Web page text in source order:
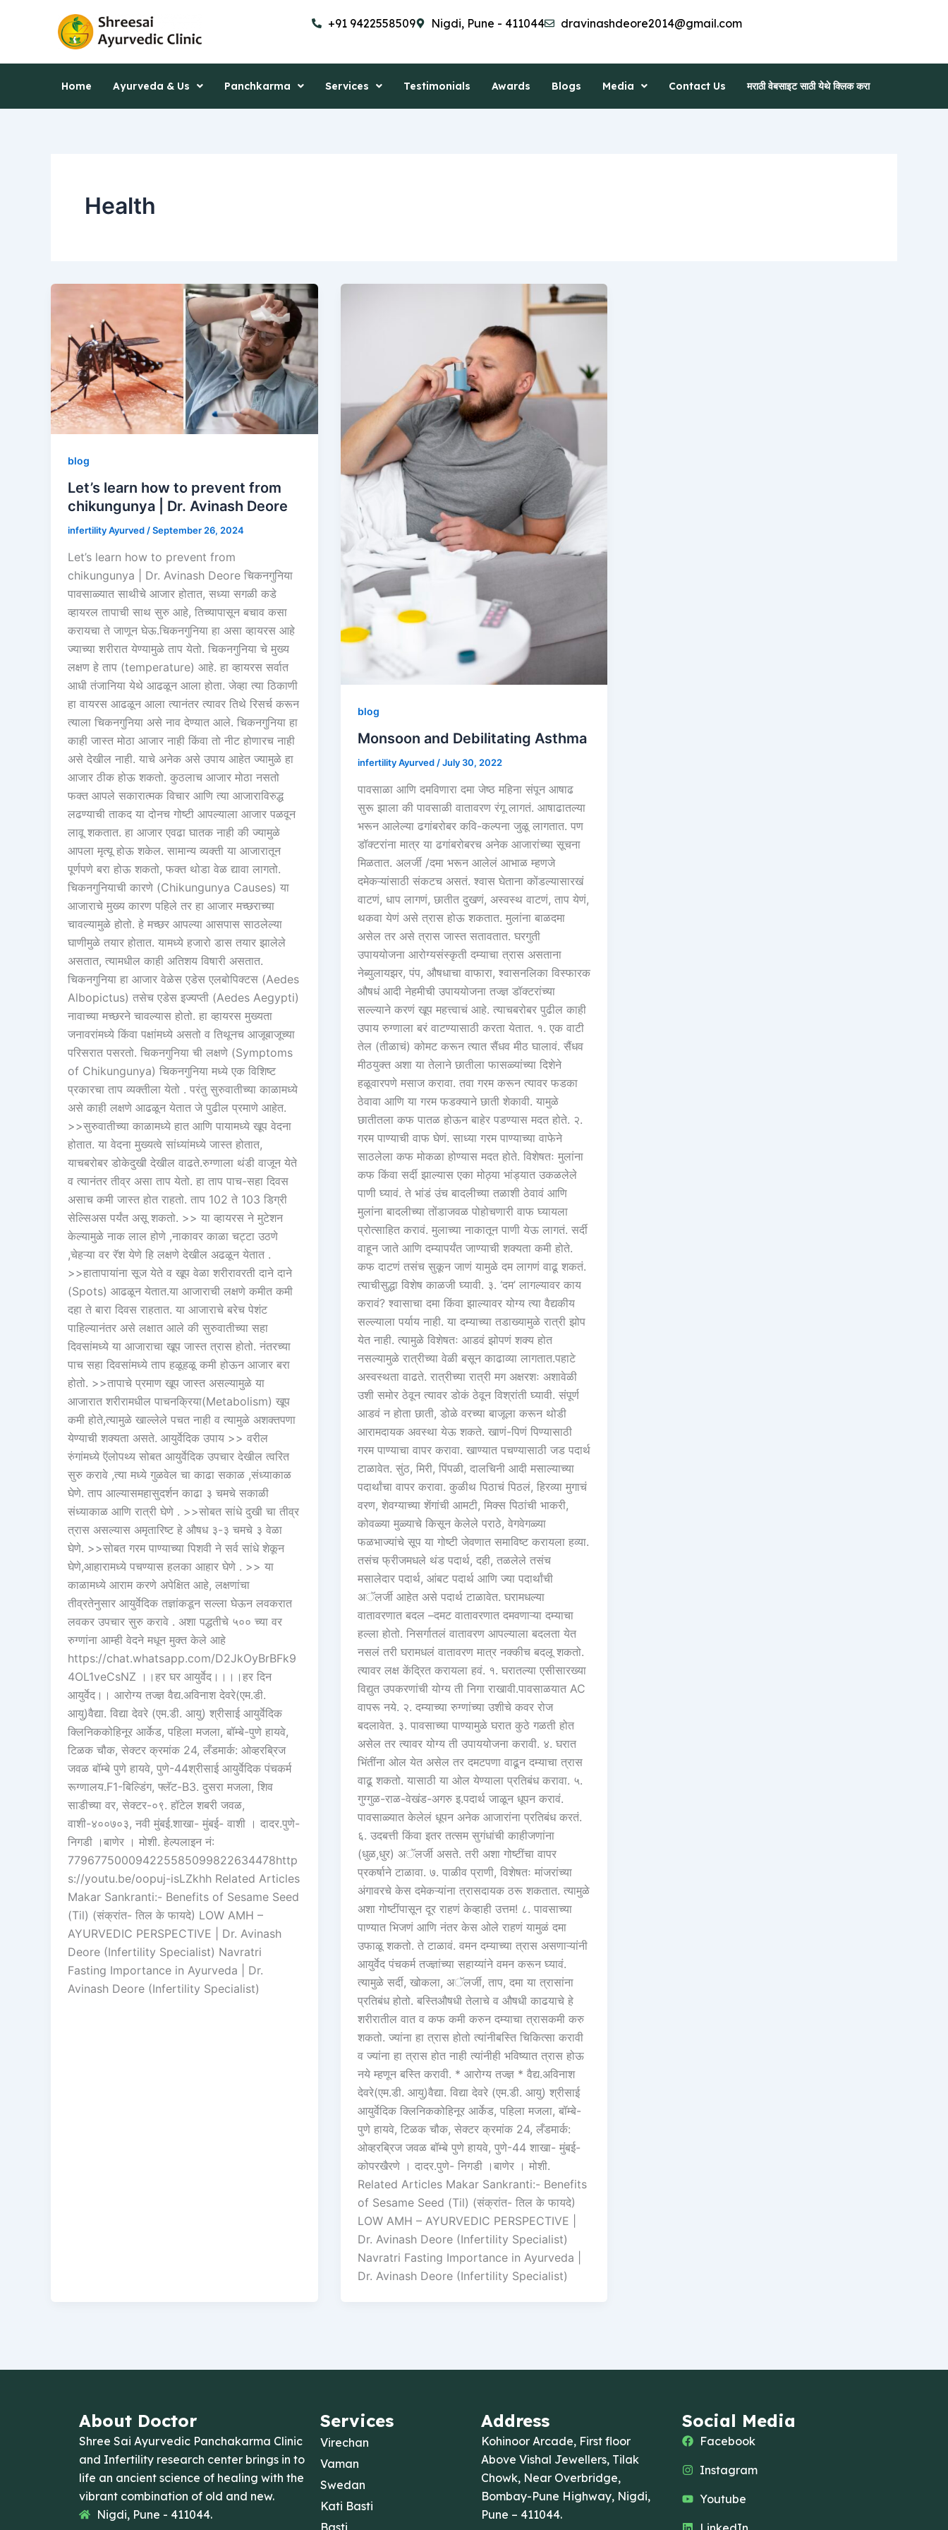
+91 9422558509 Nigdi, Pune - 411044 dravinashdeore2014@gmail.com
Home Ayurveda & Us Panchkarma Services Testimonials Awards Blogs Media Contact Us मराठी वेबसाइट साठी येथे क्लिक करा
Health
blog
Let’s learn how to prevent from
chikungunya | Dr. Avinash Deore
infertility Ayurved /September 26, 2024
Let’s learn how to prevent from
chikungunya | Dr. Avinash Deore चिकनगुनिया
पावसाळ्यात साथीचे आजार होतात, सध्या सगळी कडे
व्हायरल तापाची साथ सुरु आहे, तिच्यापासून बचाव कसा
करायचा ते जाणून घेऊ.चिकनगुनिया हा असा व्हायरस आहे
ज्याच्या शरीरात येण्यामुळे ताप येतो. चिकनगुनिया चे मुख्य
लक्षण हे ताप (temperature) आहे. हा व्हायरस सर्वात
आधी तंजानिया येथे आढळून आला होता. जेव्हा त्या ठिकाणी
हा वायरस आढळून आला त्यानंतर त्यावर तिथे रिसर्च करून
त्याला चिकनगुनिया असे नाव देण्यात आले. चिकनगुनिया हा
काही जास्त मोठा आजार नाही किंवा तो नीट होणारच नाही
असे देखील नाही. याचे अनेक असे उपाय आहेत ज्यामुळे हा
आजार ठीक होऊ शकतो. कुठलाच आजार मोठा नसतो
फक्त आपले सकारात्मक विचार आणि त्या आजाराविरुद्ध
लढण्याची ताकद या दोनच गोष्टी आपल्याला आजार पळवून
लावू शकतात. हा आजार एवढा घातक नाही की ज्यामुळे
आपला मृत्यू होऊ शकेल. सामान्य व्यक्ती या आजारातून
पूर्णपणे बरा होऊ शकतो, फक्त थोडा वेळ द्यावा लागतो.
चिकनगुनियाची कारणे (Chikungunya Causes) या
आजाराचे मुख्य कारण पहिले तर हा आजार मच्छराच्या
चावल्यामुळे होतो. हे मच्छर आपल्या आसपास साठलेल्या
घाणीमुळे तयार होतात. यामध्ये हजारो डास तयार झालेले
असतात, त्यामधील काही अतिशय विषारी असतात.
चिकनगुनिया हा आजार वेळेस एडेस एलबोपिक्टस (Aedes
Albopictus) तसेच एडेस इज्यप्ती (Aedes Aegypti)
नावाच्या मच्छरने चावल्यास होतो. हा व्हायरस मुख्यता
जनावरांमध्ये किंवा पक्षांमध्ये असतो व तिथूनच आजूबाजूच्या
परिसरात पसरतो. चिकनगुनिया ची लक्षणे (Symptoms
of Chikungunya) चिकनगुनिया मध्ये एक विशिष्ट
प्रकारचा ताप व्यक्तीला येतो . परंतु सुरुवातीच्या काळामध्ये
असे काही लक्षणे आढळून येतात जे पुढील प्रमाणे आहेत.
>>सुरुवातीच्या काळामध्ये हात आणि पायामध्ये खूप वेदना
होतात. या वेदना मुख्यत्वे सांध्यांमध्ये जास्त होतात,
याचबरोबर डोकेदुखी देखील वाढते.रुग्णाला थंडी वाजून येते
व त्यानंतर तीव्र असा ताप येतो. हा ताप पाच-सहा दिवस
असाच कमी जास्त होत राहतो. ताप 102 ते 103 डिग्री
सेल्सिअस पर्यंत असू शकतो. >> या व्हायरस ने मुटेशन
केल्यामुळे नाक लाल होणे ,नाकावर काळा चट्टा उठणे
,चेहऱ्या वर रॅश येणे हि लक्षणे देखील अढळून येतात .
>>हातापायांना सूज येते व खूप वेळा शरीरावरती दाने दाने
(Spots) आढळून येतात.या आजाराची लक्षणे कमीत कमी
दहा ते बारा दिवस राहतात. या आजाराचे बरेच पेशंट
पाहिल्यानंतर असे लक्षात आले की सुरुवातीच्या सहा
दिवसांमध्ये या आजाराचा खूप जास्त त्रास होतो. नंतरच्या
पाच सहा दिवसांमध्ये ताप हळूहळू कमी होऊन आजार बरा
होतो. >>तापाचे प्रमाण खूप जास्त असल्यामुळे या
आजारात शरीरामधील पाचनक्रिया(Metabolism) खूप
कमी होते,त्यामुळे खाल्लेले पचत नाही व त्यामुळे अशक्तपणा
येण्याची शक्यता असते. आयुर्वेदिक उपाय >> वरील
रुंगांमध्ये ऍलोपथ्य सोबत आयुर्वेदिक उपचार देखील त्वरित
सुरु करावे ,त्या मध्ये गुळवेल चा काढा सकाळ ,संध्याकाळ
घेणे. ताप आल्यासमहासुदर्शन काढा ३ चमचे सकाळी
संध्याकाळ आणि रात्री घेणे . >>सोबत सांधे दुखी चा तीव्र
त्रास असल्यास अमृतारिष्ट हे औषध ३-३ चमचे ३ वेळा
घेणे. >>सोबत गरम पाण्याच्या पिशवी ने सर्व सांधे शेकून
घेणे,आहारामध्ये पचण्यास हलका आहार घेणे . >> या
काळामध्ये आराम करणे अपेक्षित आहे, लक्षणांचा
तीव्रतेनुसार आयुर्वेदिक तज्ञांकडून सल्ला घेऊन लवकरात
लवकर उपचार सुरु करावे . अशा पद्धतीचे ५०० च्या वर
रुग्णांना आम्ही वेदने मधून मुक्त केले आहे
https://chat.whatsapp.com/D2JkOyBrBFk9
4OL1veCsNZ ।।हर घर आयुर्वेद।।।।हर दिन
आयुर्वेद।। आरोग्य तज्ज्ञ वैद्य.अविनाश देवरे(एम.डी.
आयु)वैद्या. विद्या देवरे (एम.डी. आयु) श्रीसाई आयुर्वेदिक
क्लिनिककोहिनूर आर्केड, पहिला मजला, बॉम्बे-पुणे हायवे,
टिळक चौक, सेक्टर क्रमांक 24, लँडमार्क: ओव्हरब्रिज
जवळ बॉम्बे पुणे हायवे, पुणे-44श्रीसाई आयुर्वेदिक पंचकर्म
रूग्णालय.F1-बिल्डिंग, फ्लॅट-B3. दुसरा मजला, शिव
साडीच्या वर, सेक्टर-०९. हॉटेल शबरी जवळ,
वाशी-४००७०३, नवी मुंबई.शाखा- मुंबई- वाशी । दादर.पुणे-
निगडी ।बाणेर । मोशी. हेल्पलाइन नं:
779677500094225585099822634478http
s://youtu.be/oopuj-isLZkhh Related Articles
Makar Sankranti:- Benefits of Sesame Seed
(Til) (संक्रांत- तिल के फायदे) LOW AMH –
AYURVEDIC PERSPECTIVE | Dr. Avinash
Deore (Infertility Specialist) Navratri
Fasting Importance in Ayurveda | Dr.
Avinash Deore (Infertility Specialist)
blog
Monsoon and Debilitating Asthma
infertility Ayurved /July 30, 2022
पावसाळा आणि दमविणारा दमा जेष्ठ महिना संपून आषाढ
सुरू झाला की पावसाळी वातावरण रंगू लागतं. आषाढातल्या
भरून आलेल्या ढगांबरोबर कवि-कल्पना जुळू लागतात. पण
डॉक्टरांना मात्र या ढगांबरोबरच अनेक आजारांच्या सूचना
मिळतात. अलर्जी /दमा भरून आलेलं आभाळ म्हणजे
दमेकऱ्यांसाठी संकटच असतं. श्वास घेताना कोंडल्यासारखं
वाटणं, धाप लागणं, छातीत दुखणं, अस्वस्थ वाटणं, ताप येणं,
थकवा येणं असे त्रास होऊ शकतात. मुलांना बाळदमा
असेल तर असे त्रास जास्त सतावतात. घरगुती
उपाययोजना आरोग्यसंस्कृती दम्याचा त्रास असताना
नेब्युलायझर, पंप, औषधाचा वाफारा, श्वासनलिका विस्फारक
औषधं आदी नेहमीची उपाययोजना तज्ज्ञ डॉक्टरांच्या
सल्ल्याने करणं खूप महत्त्वाचं आहे. त्याचबरोबर पुढील काही
उपाय रुग्णाला बरं वाटण्यासाठी करता येतात. १. एक वाटी
तेल (तीळाचं) कोमट करून त्यात सैंधव मीठ घालावं. सैंधव
मीठयुक्त अशा या तेलाने छातीला फासळ्यांच्या दिशेने
हळूवारपणे मसाज करावा. तवा गरम करून त्यावर फडका
ठेवावा आणि या गरम फडक्याने छाती शेकावी. यामुळे
छातीतला कफ पातळ होऊन बाहेर पडण्यास मदत होते. २.
गरम पाण्याची वाफ घेणं. साध्या गरम पाण्याच्या वाफेने
साठलेला कफ मोकळा होण्यास मदत होते. विशेषतः मुलांना
कफ किंवा सर्दी झाल्यास एका मोठ्या भांड्यात उकळलेले
पाणी घ्यावं. ते भांडं उंच बादलीच्या तळाशी ठेवावं आणि
मुलांना बादलीच्या तोंडाजवळ पोहोचणारी वाफ घ्यायला
प्रोत्साहित करावं. मुलाच्या नाकातून पाणी येऊ लागतं. सर्दी
वाहून जाते आणि दम्यापर्यंत जाण्याची शक्यता कमी होते.
कफ दाटणं तसंच सुकून जाणं यामुळे दम लागणं वाढू शकतं.
त्याचीसुद्धा विशेष काळजी घ्यावी. ३. ‘दम’ लागल्यावर काय
करावं? श्वासाचा दमा किंवा झाल्यावर योग्य त्या वैद्यकीय
सल्ल्याला पर्याय नाही. या दम्याच्या तडाख्यामुळे रात्री झोप
येत नाही. त्यामुळे विशेषतः आडवं झोपणं शक्य होत
नसल्यामुळे रात्रीच्या वेळी बसून काढाव्या लागतात.पहाटे
अस्वस्थता वाढते. रात्रीच्या रात्री मग अक्षरशः अशावेळी
उशी समोर ठेवून त्यावर डोकं ठेवून विश्रांती घ्यावी. संपूर्ण
आडवं न होता छाती, डोळे वरच्या बाजूला करून थोडी
आरामदायक अवस्था येऊ शकते. खाणं-पिणं पिण्यासाठी
गरम पाण्याचा वापर करावा. खाण्यात पचण्यासाठी जड पदार्थ
टाळावेत. सुंठ, मिरी, पिंपळी, दालचिनी आदी मसाल्याच्या
पदार्थांचा वापर करावा. कुळीथ पिठाचं पिठलं, हिरव्या मुगाचं
वरण, शेवग्याच्या शेंगांची आमटी, मिक्स पिठांची भाकरी,
कोवळ्या मुळ्याचे किसून केलेले पराठे, वेगवेगळ्या
फळभाज्यांचे सूप या गोष्टी जेवणात समाविष्ट करायला हव्या.
तसंच फ्रीजमधले थंड पदार्थ, दही, तळलेले तसंच
मसालेदार पदार्थ, आंबट पदार्थ आणि ज्या पदार्थांची
अॅलर्जी आहेत असे पदार्थ टाळावेत. घरामधल्या
वातावरणात बदल –दमट वातावरणात दमवणाऱ्या दम्याचा
हल्ला होतो. निसर्गातलं वातावरण आपल्याला बदलता येत
नसलं तरी घरामधलं वातावरण मात्र नक्कीच बदलू शकतो.
त्यावर लक्ष केंद्रित करायला हवं. १. घरातल्या एसीसारख्या
विद्युत उपकरणांची योग्य ती निगा राखावी.पावसाळयात AC
वापरू नये. २. दम्याच्या रुग्णांच्या उशीचे कवर रोज
बदलावेत. ३. पावसाच्या पाण्यामुळे घरात कुठे गळती होत
असेल तर त्यावर योग्य ती उपाययोजना करावी. ४. घरात
भिंतींना ओल येत असेल तर दमटपणा वाढून दम्याचा त्रास
वाढू शकतो. यासाठी या ओल येण्याला प्रतिबंध करावा. ५.
गुग्गुळ-राळ-वेखंड-अगरु इ.पदार्थ जाळून धूपन करावं.
पावसाळ्यात केलेलं धूपन अनेक आजारांना प्रतिबंध करतं.
६. उदबत्ती किंवा इतर तत्सम सुगंधांची काहीजणांना
(धुळ,धुर) अॅलर्जी असते. तरी अशा गोष्टींचा वापर
प्रकर्षाने टाळावा. ७. पाळीव प्राणी, विशेषतः मांजरांच्या
अंगावरचे केस दमेकऱ्यांना त्रासदायक ठरू शकतात. त्यामुळे
अशा गोष्टींपासून दूर राहणं केव्हाही उत्तम! ८. पावसाच्या
पाण्यात भिजणं आणि नंतर केस ओले राहणं यामुळं दमा
उफाळू शकतो. ते टाळावं. वमन दम्याच्या त्रास असणाऱ्यांनी
आयुर्वेद पंचकर्म तज्ज्ञांच्या सहाय्यांने वमन करून घ्यावं.
त्यामुळे सर्दी, खोकला, अॅलर्जी, ताप, दमा या त्रासांना
प्रतिबंध होतो. बस्तिऔषधी तेलाचे व औषधी काढयाचे हे
शरीरातील वात व कफ कमी करुन दम्याचा त्रासकमी करु
शकतो. ज्यांना हा त्रास होतो त्यांनीबस्ति चिकित्सा करावी
व ज्यांना हा त्रास होत नाही त्यांनीही भविष्यात त्रास होऊ
नये म्हणून बस्ति करावी. * आरोग्य तज्ज्ञ * वैद्य.अविनाश
देवरे(एम.डी. आयु)वैद्या. विद्या देवरे (एम.डी. आयु) श्रीसाई
आयुर्वेदिक क्लिनिककोहिनूर आर्केड, पहिला मजला, बॉम्बे-
पुणे हायवे, टिळक चौक, सेक्टर क्रमांक 24, लँडमार्क:
ओव्हरब्रिज जवळ बॉम्बे पुणे हायवे, पुणे-44 शाखा- मुंबई-
कोपरखैरणे । दादर.पुणे- निगडी ।बाणेर । मोशी.
Related Articles Makar Sankranti:- Benefits
of Sesame Seed (Til) (संक्रांत- तिल के फायदे)
LOW AMH – AYURVEDIC PERSPECTIVE |
Dr. Avinash Deore (Infertility Specialist)
Navratri Fasting Importance in Ayurveda |
Dr. Avinash Deore (Infertility Specialist)
About Doctor
Shree Sai Ayurvedic Panchakarma Clinic
and Infertility research center brings in to
life an ancient science of healing with the
vibrant combination of old and new.
Nigdi, Pune - 411044.
Services
Virechan
Vaman
Swedan
Kati Basti
Basti
Address
Kohinoor Arcade, First floor
Above Vishal Jewellers, Tilak
Chowk, Near Overbridge,
Bombay-Pune Highway, Nigdi,
Pune – 411044.
Social Media
Facebook
Instagram
Youtube